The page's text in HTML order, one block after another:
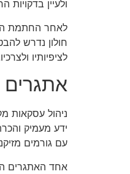
ולעיין בדקויות
לאחר החתמת
חולון נדרש
לציפיותיו
אתגרים
ניהול עסקאות
ידע מעמיק
עם גורמים
אחד האתגרים